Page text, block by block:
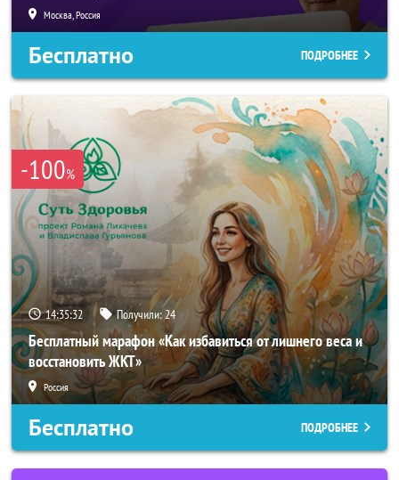
Москва, Россия
Бесплатно ПОДРОБНЕЕ
-100%
14:35:29 Получили:24
Бесплатный марафон «Как избавиться от лишнего веса и
восстановить ЖКТ»
Россия
Бесплатно ПОДРОБНЕЕ